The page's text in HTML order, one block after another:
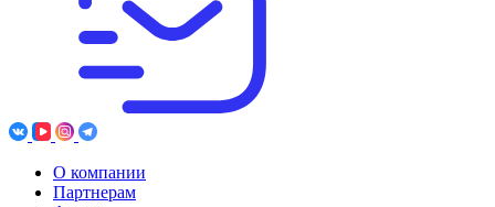
О компании
Партнерам